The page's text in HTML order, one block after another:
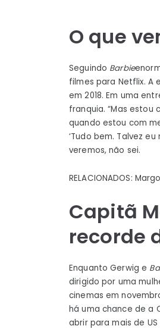
O que
Seguindo Barbie
filmes para Netflix. A
em 2018. Em uma
franquia. “Mas estou
quando estou com
‘Tudo bem. Talvez
veremos, não sei.
RELACIONADOS:
Capitã
recorde
Enquanto Gerwig e
dirigido por uma
cinemas em
há uma chance de a
abrir para mais de